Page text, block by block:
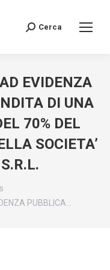
Search:
Cerca
EVIDENZA
DI UNA
70% DEL
SOCIETA’
PUBBLICA…